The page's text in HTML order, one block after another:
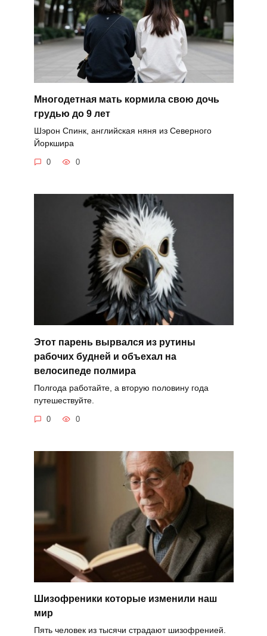
Многодетная мать кормила свою дочь
грудью до 9 лет
Шэрон Спинк, английская няня из Северного
Йоркшира
0 0
Этот парень вырвался из рутины
рабочих будней и объехал на
велосипеде полмира
Полгода работайте, а вторую половину года
путешествуйте.
0 0
Шизофреники которые изменили наш
мир
Пять человек из тысячи страдают шизофренией.